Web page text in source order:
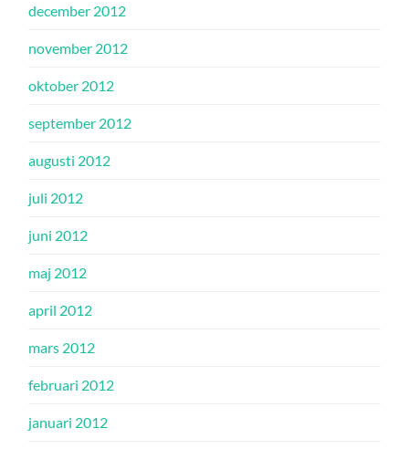
december 2012
november 2012
oktober 2012
september 2012
augusti 2012
juli 2012
juni 2012
maj 2012
april 2012
mars 2012
februari 2012
januari 2012